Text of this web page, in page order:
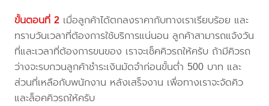
ขั้นตอนที่ 2 เมื่อลูกค้าได้ตกลงราคากับทางเราเรียบร้อย และ
ทราบวันเวลาที่ต้องการใช้บริการแน่นอน ลูกค้าสามารถแจ้งวัน
ที่และเวลาที่ต้องการขนของ เราจะเช็คคิวรถให้ครับ ถ้ามีคิวรถ
ว่างจะรบกวนลูกค้าชำระเงินมัดจำก่อนขั้นต่ำ 500 บาท และ
ส่วนที่เหลือกับพนักงาน หลังเสร็จงาน เพื่อทางเราจะจัดคิว
และล็อคคิวรถให้ครับ